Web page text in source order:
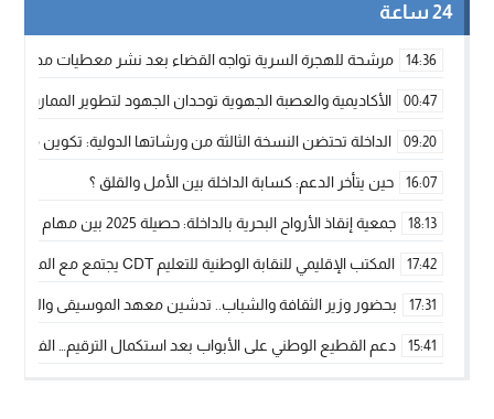
24 ساعة
14:36 مرشحة للهجرة السرية تواجه القضاء بعد نشر معطيات مضللة
00:47 الأكاديمية والعصبة الجهوية توحدان الجهود لتطوير الممارسة
09:20 الداخلة تحتضن النسخة الثالثة من ورشاتها الدولية: تكوين
16:07 حين يتأخر الدعم: كسابة الداخلة بين الأمل والقلق ؟
18:13 جمعية إنقاذ الأرواح البحرية بالداخلة: حصيلة 2025 بين مهام الإنقاذ ومشروع “دار البحار”
17:42 المكتب الإقليمي للنقابة الوطنية للتعليم CDT يجتمع مع المدير الإقليمي لمناقشة ملفات جوهرية لنساء ورجال التعليم
17:31 بحضور وزير الثقافة والشباب.. تدشين معهد الموسيقى والفنون
15:41 دعم القطيع الوطني على الأبواب بعد استكمال الترقيم…